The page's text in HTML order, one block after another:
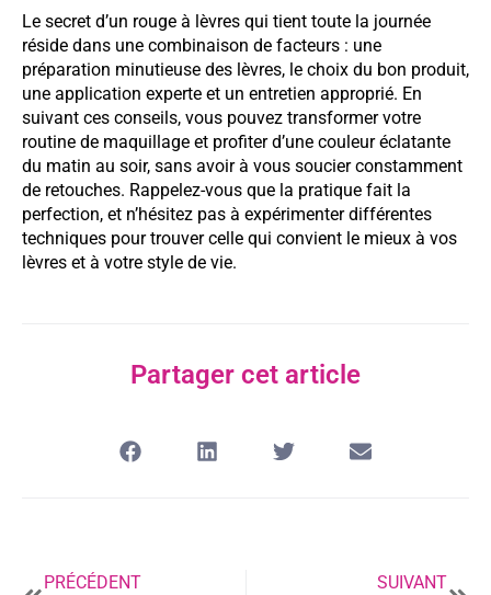
Le secret d’un rouge à lèvres qui tient toute la journée
réside dans une combinaison de facteurs : une
préparation minutieuse des lèvres, le choix du bon produit,
une application experte et un entretien approprié. En
suivant ces conseils, vous pouvez transformer votre
routine de maquillage et profiter d’une couleur éclatante
du matin au soir, sans avoir à vous soucier constamment
de retouches. Rappelez-vous que la pratique fait la
perfection, et n’hésitez pas à expérimenter différentes
techniques pour trouver celle qui convient le mieux à vos
lèvres et à votre style de vie.
Partager cet article
PRÉCÉDENT
SUIVANT